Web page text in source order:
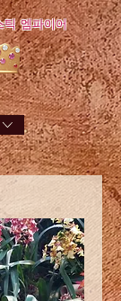
틱 엠파이어